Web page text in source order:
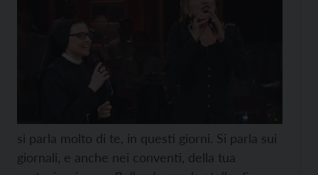
si parla molto di te, in questi giorni. Si parla sui
giornali, e anche nei conventi, della tua